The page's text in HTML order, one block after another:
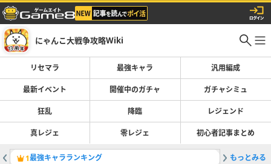
にゃんこ大戦争攻略Wiki
リセマラ 最強キャラ 汎用編成
最新イベント 開催中のガチャ ガチャシミュ
狂乱 降臨 レジェンド
真レジェ 零レジェ 初心者記事まとめ
1最強キャラランキング 2鉄腕！
もっとみる